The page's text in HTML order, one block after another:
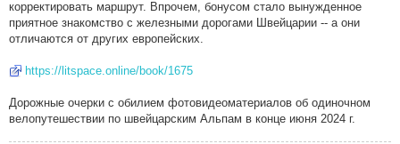
корректировать маршрут. Впрочем, бонусом стало вынужденное
приятное знакомство с железными дорогами Швейцарии -- а они
отличаются от других европейских.
https://litspace.online/book/1675
Дорожные очерки с обилием фотовидеоматериалов об одиночном
велопутешествии по швейцарским Альпам в конце июня 2024 г.